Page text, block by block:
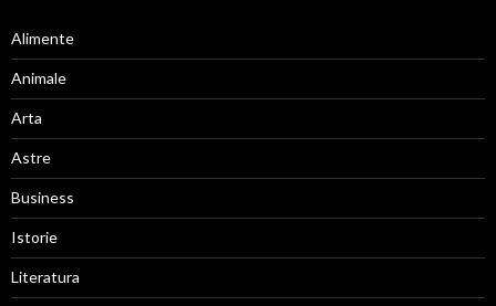
Alimente
Animale
Arta
Astre
Business
Istorie
Literatura